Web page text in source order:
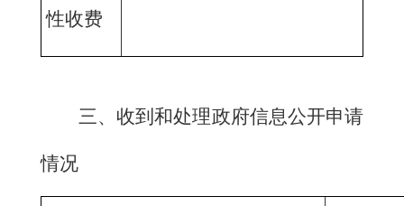
性收费
三、收到和处理政府信息公开申请
情况